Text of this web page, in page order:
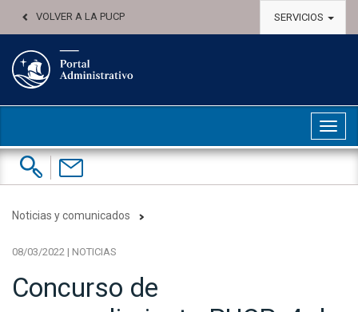
VOLVER A LA PUCP SERVICIOS
Buscar:
Contáctenos
Noticias y comunicados
08/03/2022 | NOTICIAS
Concurso de